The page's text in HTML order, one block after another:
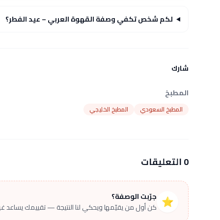
لكم شخص تكفي وصفة القهوة العربي – عيد الفطر؟
شارك
المطبخ
المطبخ السعودي المطبخ الخليجي
0 التعليقات
⭐ جرّبت الوصفة؟
كن أول من يقيّمها ويحكي لنا النتيجة — تقييمك يساعد